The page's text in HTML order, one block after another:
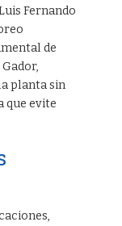
Fernando
de
planta sin
que evite